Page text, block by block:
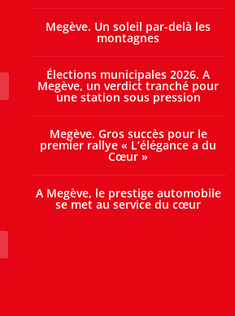
Megève. Un soleil par-delà les
montagnes
Élections municipales 2026. A
Megève, un verdict tranché pour
une station sous pression
Megève. Gros succès pour le
premier rallye « L’élégance a du
Cœur »
A Megève, le prestige automobile
se met au service du cœur